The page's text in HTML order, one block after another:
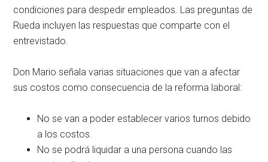
condiciones para despedir empleados. Las preguntas de
Rueda incluyen las respuestas que comparte con el
entrevistado.
Don Mario señala varias situaciones que van a afectar
sus costos como consecuencia de la reforma laboral:
No se van a poder establecer varios turnos debido
a los costos.
No se podrá liquidar a una persona cuando las